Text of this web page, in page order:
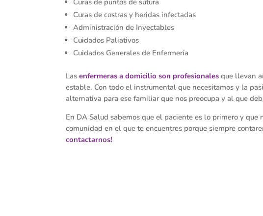
Curas de puntos de sutura
Curas de costras y heridas infectadas
Administración de Inyectables
Cuidados Paliativos
Cuidados Generales de Enfermería
Lasenfermeras a domicilio son profesionales que llevan
estable. Con todo el instrumental que necesitamos y la
alternativa para ese familiar que nos preocupa y al que
En DA Salud sabemos que el paciente es lo primero y
comunidad en el que te encuentres porque siempre
contactarnos!